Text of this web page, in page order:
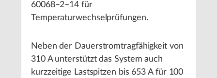
60068–2–14 für
Temperaturwechselprüfungen.
Neben der Dauerstromtragfähigkeit von
310 A unterstützt das System auch
kurzzeitige Lastspitzen bis 653 A für 100